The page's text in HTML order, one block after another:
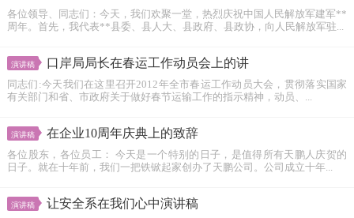
各位领导、同志们：今天，我们欢聚一堂，热烈庆祝中国人民解放军建军**
周年。首先，我代表**县委、县人大、县政府、县政协，向人民解放军驻...
演讲稿 口岸局局长在春运工作动员会上的讲
同志们:今天我们在这里召开2012年全市春运工作动员大会，贯彻落实国家
有关部门和省、市政府关于做好春节运输工作的指示精神，动员、...
演讲稿 在企业10周年庆典上的致辞
各位股东，各位员工： 今天是一个特别的日子，是值得所有天鹏人庆贺的
日子。就在十年前，我们一把铁锨起家创办了天鹏公司。公司成立十年...
演讲稿 让安全系在我们心中演讲稿